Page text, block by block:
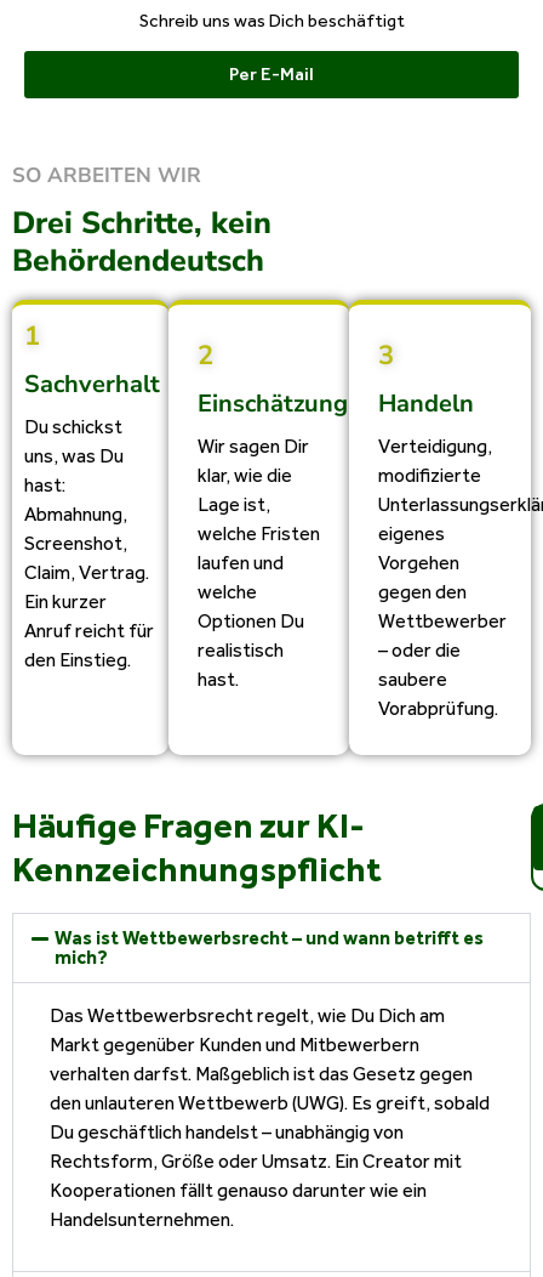
Schreib uns was Dich beschäftigt
Per E-Mail
SO ARBEITEN WIR
Drei Schritte, kein
Behördendeutsch
1
Sachverhalt
Du schickst
uns, was Du
hast:
Abmahnung,
Screenshot,
Claim, Vertrag.
Ein kurzer
Anruf reicht für
den Einstieg.
2
Einschätzung
Wir sagen Dir
klar, wie die
Lage ist,
welche Fristen
laufen und
welche
Optionen Du
realistisch
hast.
3
Handeln
Verteidigung,
modifizierte
eigenes
Vorgehen
gegen den
Wettbewerber
– oder die
saubere
Vorabprüfung.
Häufige Fragen zur KI-
Kennzeichnungspflicht
Was ist Wettbewerbsrecht – und wann betrifft es
mich?
Das Wettbewerbsrecht regelt, wie Du Dich am
Markt gegenüber Kunden und Mitbewerbern
verhalten darfst. Maßgeblich ist das Gesetz gegen
den unlauteren Wettbewerb (UWG). Es greift, sobald
Du geschäftlich handelst – unabhängig von
Rechtsform, Größe oder Umsatz. Ein Creator mit
Kooperationen fällt genauso darunter wie ein
Handelsunternehmen.